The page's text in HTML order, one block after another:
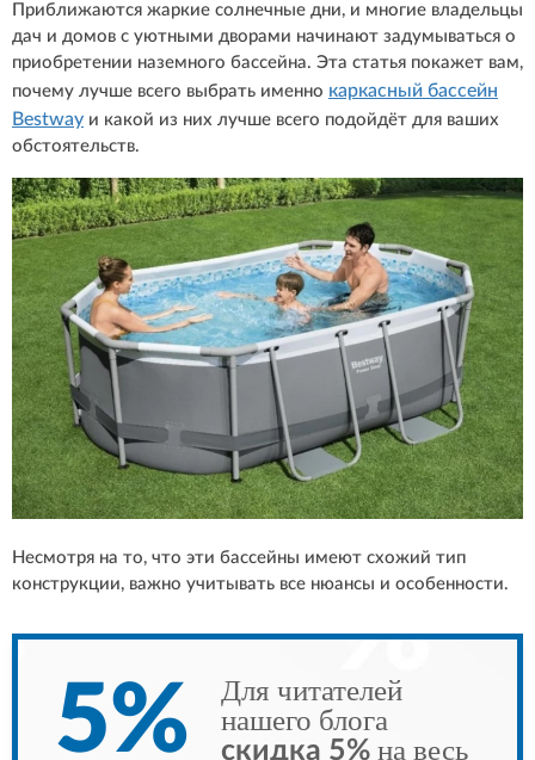
Приближаются жаркие солнечные дни, и многие владельцы
дач и домов с уютными дворами начинают задумываться о
приобретении наземного бассейна. Эта статья покажет вам,
почему лучше всего выбрать именно каркасный бассейн
Bestway и какой из них лучше всего подойдёт для ваших
обстоятельств.
Несмотря на то, что эти бассейны имеют схожий тип
конструкции, важно учитывать все нюансы и особенности.
5%
Для читателей
нашего блога
скидка 5% на весь